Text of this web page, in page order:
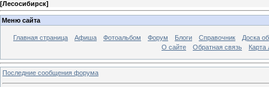
[Лесосибирск]
Меню сайта
Главная страница Афиша Фотоальбом Форум Блоги Справочник
Доска
О сайте
Обратная связь Карта
Последние сообщения форума